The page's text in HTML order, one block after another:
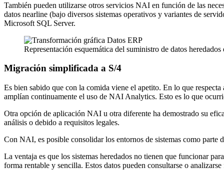
También pueden utilizarse otros servicios NAI en función de las
datos nearline (bajo diversos sistemas operativos y variantes de
Microsoft SQL Server.
Representación esquemática del suministro de datos
Migración simplificada a S/4
Es bien sabido que con la comida viene el apetito. En lo que
amplían continuamente el uso de NAI Analytics. Esto es lo que
Otra opción de aplicación NAI u otra diferente ha demostrado su
análisis o debido a requisitos legales.
Con NAI, es posible consolidar los entornos de sistemas como
La ventaja es que los sistemas heredados no tienen que funcionar
forma rentable y sencilla. Estos datos pueden consultarse o